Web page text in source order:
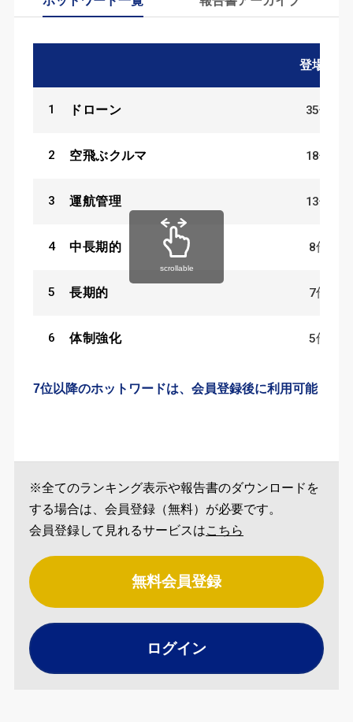
登場数
1 ドローン 35件
2 空飛ぶクルマ 18件
3 運航管理 13件
4 中長期的 8件
5 長期的 7件
6 体制強化 5件
7位以降のホットワードは、会員登録後に利用可能
scrollable
※全てのランキング表示や報告書のダウンロードを
する場合は、会員登録（無料）が必要です。
会員登録して見れるサービスはこちら
無料会員登録
ログイン